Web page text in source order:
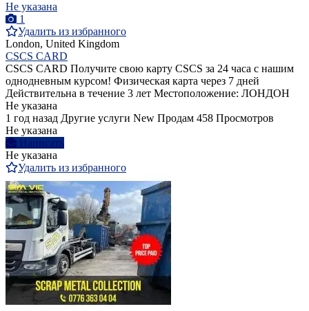
Не указана
1
Удалить из избранного
London, United Kingdom
CSCS CARD
CSCS CARD Получите свою карту CSCS за 24 часа с нашим
однодневным курсом! Физическая карта через 7 дней
Действительна в течение 3 лет Местоположение: ЛОНДОН
Не указана
1 год назад Другие услуги New Продам 458 Просмотров
Не указана
Написать
Не указана
Удалить из избранного